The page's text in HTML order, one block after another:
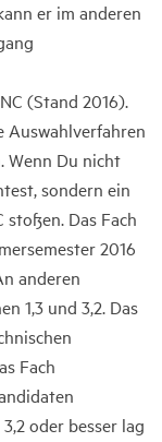
er im anderen
(Stand 2016).
Auswahlverfahren
Wenn Du nicht
sondern ein
Das Fach
2016
anderen
1,3 und 3,2. Das
Fach
oder besser lag